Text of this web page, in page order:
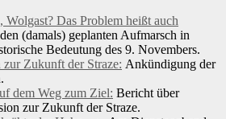
Wolgast? Das Problem heißt auch
(damals) geplanten Aufmarsch in
Bedeutung des 9. Novembers.
Zukunft der Straze: Ankündigung der
dem Weg zum Ziel: Bericht über
zur Zukunft der Straze.